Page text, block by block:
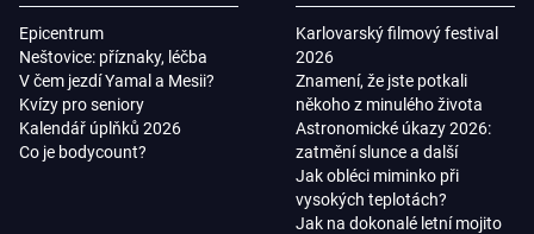
Epicentrum
Neštovice: příznaky, léčba
V čem jezdí Yamal a Mesii?
Kvízy pro seniory
Kalendář úplňků 2026
Co je bodycount?
Karlovarský filmový festival
2026
Znamení, že jste potkali
někoho z minulého života
Astronomické úkazy 2026:
zatmění slunce a další
Jak obléci miminko při
vysokých teplotách?
Jak na dokonalé letní mojito